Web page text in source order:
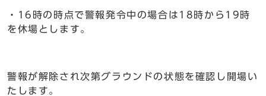
・16時の時点で警報発令中の場合は18時から19時
を休場とします。
警報が解除され次第グラウンドの状態を確認し開場い
たします。